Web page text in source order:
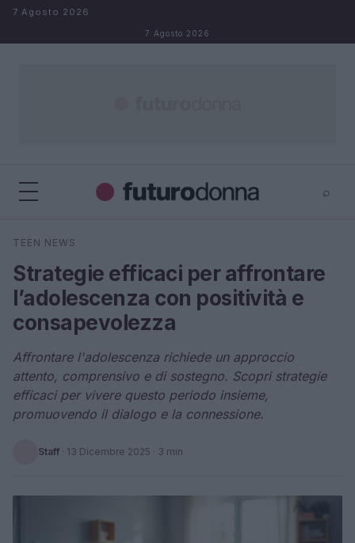
Salta al contenuto
7 Agosto 2026
7 Agosto 2026
⌕
Cerca
TEEN NEWS
Strategie efficaci per affrontare
l’adolescenza con positività e
consapevolezza
Affrontare l'adolescenza richiede un approccio
attento, comprensivo e di sostegno. Scopri strategie
efficaci per vivere questo periodo insieme,
promuovendo il dialogo e la connessione.
Staff · 13 Dicembre 2025 · 3 min